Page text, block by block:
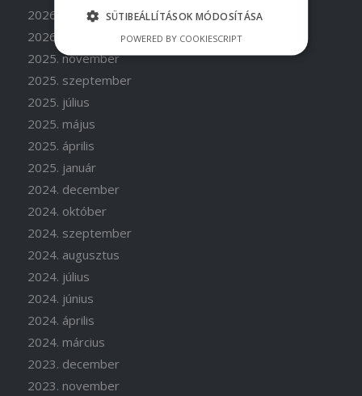
2026. június
2026. április
2025. november
2025. szeptember
2025. július
2025. május
2025. április
2025. január
2024. december
2024. október
2024. szeptember
2024. augusztus
2024. július
2024. június
2024. április
2024. március
2023. december
2023. november
SÜTIBEÁLLÍTÁSOK MÓDOSÍTÁSA
POWERED BY COOKIESCRIPT